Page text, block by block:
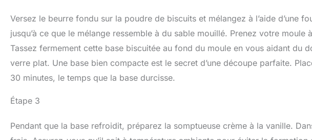
Versez le beurre fondu sur la poudre de biscuits et mélangez à l’aide d’une
jusqu’à ce que le mélange ressemble à du sable mouillé. Prenez votre
Tassez fermement cette base biscuitée au fond du moule en vous aidant du
verre plat. Une base bien compacte est le secret d’une découpe parfaite.
30 minutes, le temps que la base durcisse.
Étape 3
Pendant que la base refroidit, préparez la somptueuse crème à la vanille.